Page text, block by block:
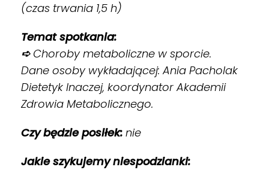
(czas trwania 1,5 h)
Temat spotkania:
➪ Choroby metaboliczne w sporcie.
Dane osoby wykładającej: Ania Pacholak
Dietetyk Inaczej, koordynator Akademii
Zdrowia Metabolicznego.
Czy będzie posiłek: nie
Jakie szykujemy niespodzianki: